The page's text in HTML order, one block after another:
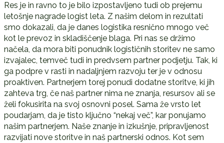
Res je in ravno to je bilo izpostavljeno tudi ob prejemu
letošnje nagrade logist leta. Z našim delom in rezultati
smo dokazali, da je danes logistika resnično mnogo več
kot le prevoz in skladiščenje blaga. Pri nas se držimo
načela, da mora biti ponudnik logističnih storitev ne samo
izvajalec, temveč tudi in predvsem partner podjetju. Tak, ki
ga podpre v rasti in nadaljnjem razvoju ter je v odnosu
proaktiven. Partnerjem torej ponudi dodatne storitve, ki jih
zahteva trg, če naš partner nima ne znanja, resursov ali se
želi fokusirita na svoj osnovni posel. Sama že vrsto let
poudarjam, da je tisto ključno “nekaj več”, kar ponujamo
našim partnerjem. Naše znanje in izkušnje, pripravljenost
razvijati nove storitve in naš partnerski odnos. Kot sem